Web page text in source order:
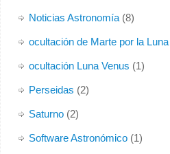
Noticias Astronomía(8)
ocultación de Marte por la Luna
ocultación Luna Venus (1)
Perseidas (2)
Saturno(2)
Software Astronómico(1)